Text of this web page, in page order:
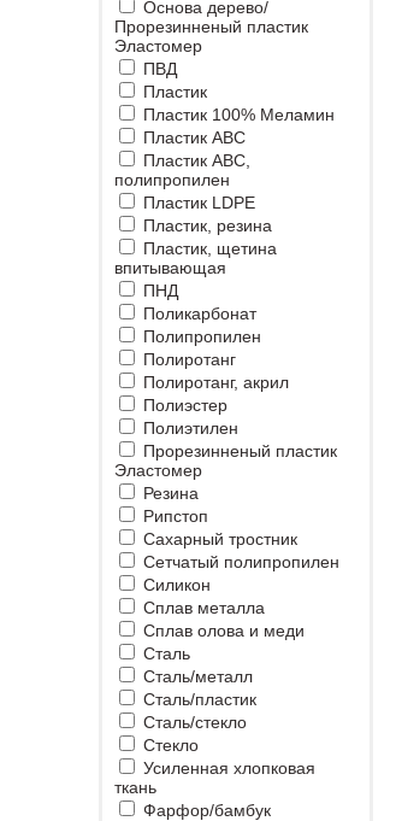
Основа дерево/
Прорезинненый пластик
Эластомер
ПВД
Пластик
Пластик 100% Меламин
Пластик ABC
Пластик ABC,
полипропилен
Пластик LDPE
Пластик, резина
Пластик, щетина
впитывающая
ПНД
Поликарбонат
Полипропилен
Полиротанг
Полиротанг, акрил
Полиэстер
Полиэтилен
Прорезинненый пластик
Эластомер
Резина
Рипстоп
Сахарный тростник
Сетчатый полипропилен
Силикон
Сплав металла
Сплав олова и меди
Сталь
Сталь/металл
Сталь/пластик
Сталь/стекло
Стекло
Усиленная хлопковая
ткань
Фарфор/бамбук